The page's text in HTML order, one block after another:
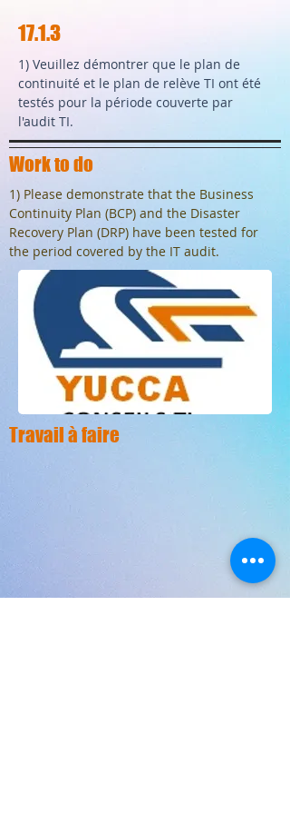
17.1.3
1) Veuillez démontrer que le plan de
continuité et le plan de relève TI ont été
testés pour la période couverte par
l'audit TI.
Work to do
1) Please demonstrate that the Business
Continuity Plan (BCP) and the Disaster
Recovery Plan (DRP) have been tested for
the period covered by the IT audit.
Travail à faire